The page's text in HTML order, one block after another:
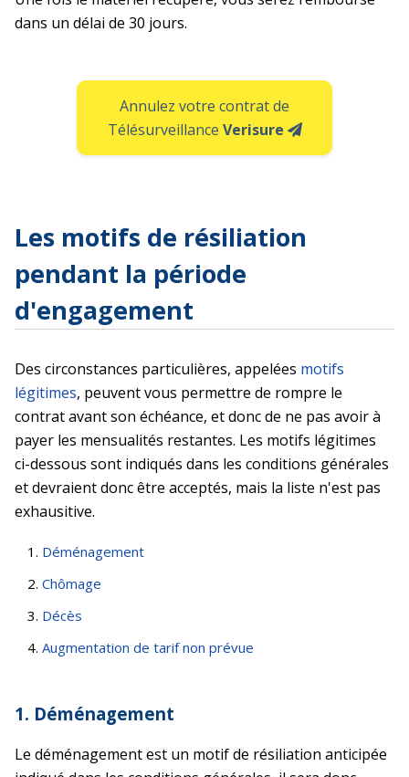
dans un délai de 30 jours.
Annulez votre contrat de
Télésurveillance Verisure
Les motifs de résiliation
pendant la période
d'engagement
Des circonstances particulières, appelées motifs
légitimes, peuvent vous permettre de rompre le
contrat avant son échéance, et donc de ne pas avoir à
payer les mensualités restantes. Les motifs légitimes
ci-dessous sont indiqués dans les conditions générales
et devraient donc être acceptés, mais la liste n'est pas
exhausitive.
Déménagement
Chômage
Décès
Augmentation de tarif non prévue
1. Déménagement
Le déménagement est un motif de résiliation anticipée